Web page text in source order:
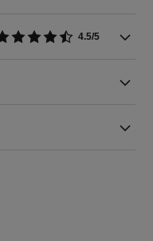
4.5/5